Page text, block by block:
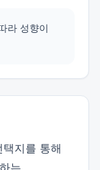
라 성향이
지를 통해
는